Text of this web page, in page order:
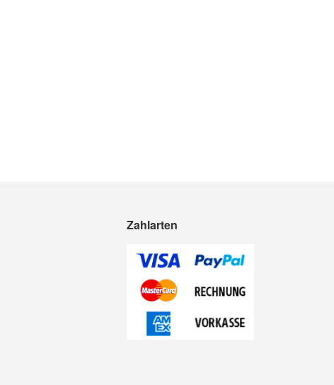
Zahlarten